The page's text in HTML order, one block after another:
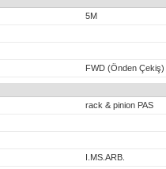
5M
FWD (Önden Çekiş)
rack & pinion PAS
I.MS.ARB.